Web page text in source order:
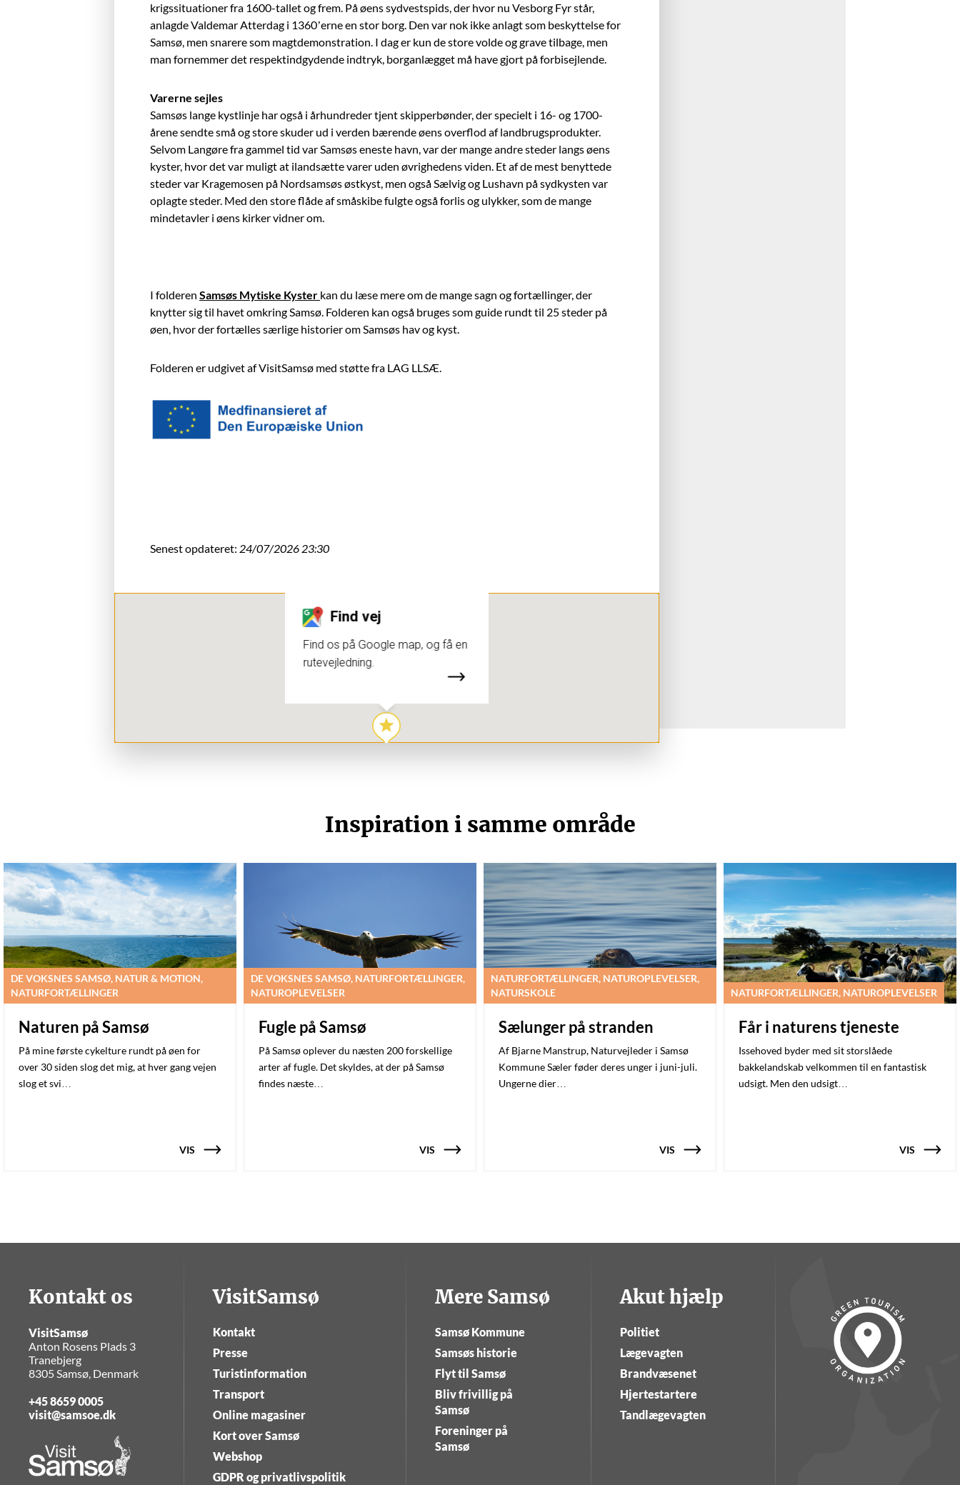
krigssituationer fra 1600-tallet og frem. På øens sydvestspids, der hvor nu Vesborg Fyr står,
anlagde Valdemar Atterdag i 1360’erne en stor borg. Den var nok ikke anlagt som beskyttelse for
Samsø, men snarere som magtdemonstration. I dag er kun de store volde og grave tilbage, men
man fornemmer det respektindgydende indtryk, borganlægget må have gjort på forbisejlende.
Varerne sejles
Samsøs lange kystlinje har også i århundreder tjent skipperbønder, der specielt i 16- og 1700-
årene sendte små og store skuder ud i verden bærende øens overflod af landbrugsprodukter.
Selvom Langøre fra gammel tid var Samsøs eneste havn, var der mange andre steder langs øens
kyster, hvor det var muligt at ilandsætte varer uden øvrighedens viden. Et af de mest benyttede
steder var Kragemosen på Nordsamsøs østkyst, men også Sælvig og Lushavn på sydkysten var
oplagte steder. Med den store flåde af småskibe fulgte også forlis og ulykker, som de mange
mindetavler i øens kirker vidner om.
I folderen Samsøs Mytiske Kyster kan du læse mere om de mange sagn og fortællinger, der
knytter sig til havet omkring Samsø. Folderen kan også bruges som guide rundt til 25 steder på
øen, hvor der fortælles særlige historier om Samsøs hav og kyst.
Folderen er udgivet af VisitSamsø med støtte fra LAG LLSÆ.
Senest opdateret: 24/07/2026 23:30
Find vej
Find os på Google map, og få en
rutevejledning.
Inspiration i samme område
DE VOKSNES SAMSØ, NATUR & MOTION,
NATURFORTÆLLINGER
Naturen på Samsø
På mine første cykelture rundt på øen for
over 30 siden slog det mig, at hver gang vejen
slog et svi…
VIS
DE VOKSNES SAMSØ, NATURFORTÆLLINGER,
NATUROPLEVELSER
Fugle på Samsø
På Samsø oplever du næsten 200 forskellige
arter af fugle. Det skyldes, at der på Samsø
findes næste…
VIS
NATURFORTÆLLINGER, NATUROPLEVELSER,
NATURSKOLE
Sælunger på stranden
Af Bjarne Manstrup, Naturvejleder i Samsø
Kommune Sæler føder deres unger i juni-juli.
Ungerne dier…
VIS
NATURFORTÆLLINGER, NATUROPLEVELSER
Får i naturens tjeneste
Issehoved byder med sit storslåede
bakkelandskab velkommen til en fantastisk
udsigt. Men den udsigt…
VIS
Kontakt os
VisitSamsø
Anton Rosens Plads 3
Tranebjerg
8305 Samsø, Denmark
+45 8659 0005
visit@samsoe.dk
VisitSamsø
Kontakt
Presse
Turistinformation
Transport
Online magasiner
Kort over Samsø
Webshop
GDPR og privatlivspolitik
Mere Samsø
Samsø Kommune
Samsøs historie
Flyt til Samsø
Bliv frivillig på
Samsø
Foreninger på
Samsø
Akut hjælp
Politiet
Lægevagten
Brandvæsenet
Hjertestartere
Tandlægevagten